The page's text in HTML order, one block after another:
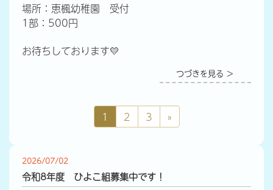
場所：恵楓幼稚園 受付
1部：500円
お待ちしております💛
つづきを見る ＞
1 2 3 »
2026/07/02
令和8年度 ひよこ組募集中です！